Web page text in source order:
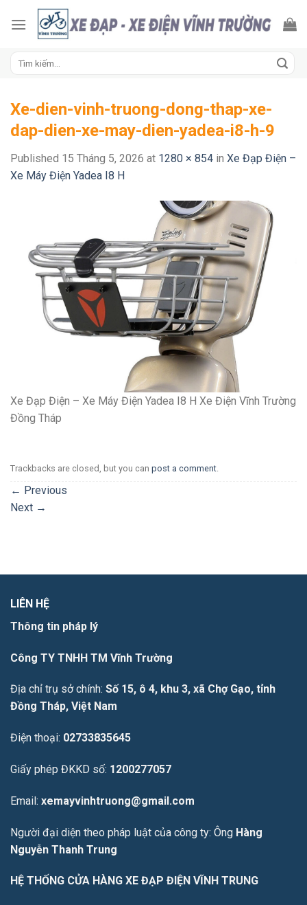
Xe-dien-vinh-truong-dong-thap-xe-
dap-dien-xe-may-dien-yadea-i8-h-9
Published 15 Tháng 5, 2026 at 1280 × 854 in Xe Đạp Điện –
Xe Máy Điện Yadea I8 H
Xe Đạp Điện – Xe Máy Điện Yadea I8 H Xe Điện Vĩnh Trường
Đồng Tháp
Trackbacks are closed, but you can post a comment.
← Previous
Next →
LIÊN HỆ
Thông tin pháp lý
Công TY TNHH TM Vĩnh Trường
Địa chỉ trụ sở chính: Số 15, ô 4, khu 3, xã Chợ Gạo, tỉnh
Đồng Tháp, Việt Nam
Điện thoại: 02733835645
Giấy phép ĐKKD số: 1200277057
Email: xemayvinhtruong@gmail.com
Người đại diện theo pháp luật của công ty: Ông Hàng
Nguyễn Thanh Trung
HỆ THỐNG CỬA HÀNG XE ĐẠP ĐIỆN VĨNH TRUNG